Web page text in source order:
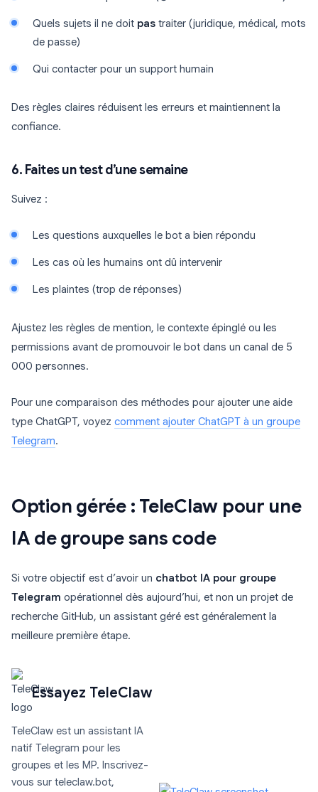
Quels sujets il ne doit pas traiter (juridique, médical, mots
de passe)
Qui contacter pour un support humain
Des règles claires réduisent les erreurs et maintiennent la
confiance.
6. Faites un test d’une semaine
Suivez :
Les questions auxquelles le bot a bien répondu
Les cas où les humains ont dû intervenir
Les plaintes (trop de réponses)
Ajustez les règles de mention, le contexte épinglé ou les
permissions avant de promouvoir le bot dans un canal de 5
000 personnes.
Pour une comparaison des méthodes pour ajouter une aide
type ChatGPT, voyez comment ajouter ChatGPT à un groupe
Telegram.
Option gérée : TeleClaw pour une
IA de groupe sans code
Si votre objectif est d’avoir un chatbot IA pour groupe
Telegram opérationnel dès aujourd’hui, et non un projet de
recherche GitHub, un assistant géré est généralement la
meilleure première étape.
Essayez TeleClaw
TeleClaw est un assistant IA
natif Telegram pour les
groupes et les MP. Inscrivez-
vous sur teleclaw.bot,